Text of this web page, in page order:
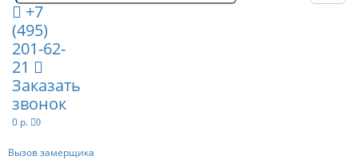
+7
(495)
201-62-
21
Заказать
звонок
0 р. 0
Вызов замерщика